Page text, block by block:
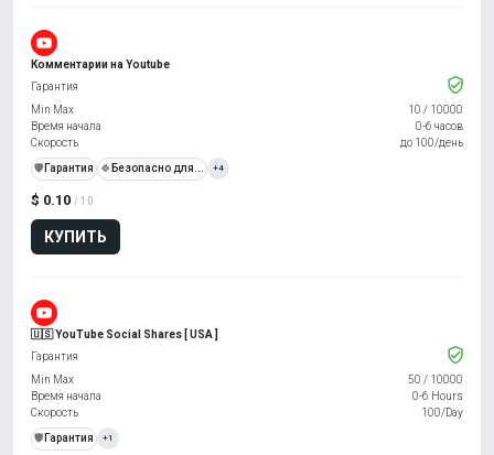
Комментарии на Youtube
$ 0.10 / 10
КУПИТЬ
Гарантия
Min Max
10 / 10000
Время начала
0-6 часов
Скорость
до 100/день
️🛡️ Гарантия 🍀 Безопасно для... +4
🇺🇸 YouTube Social Shares [ USA ]
Гарантия
Min Max
50 / 10000
Время начала
0-6 Hours
Скорость
100/Day
️🛡️ Гарантия +1